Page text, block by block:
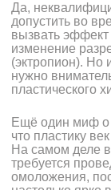
Да,
допустить во
вызвать эффект
изменение
(эктропион). Но
нужно
пластического
Ещё один миф о
что пластику
На самом деле в
требуется
омоложения,